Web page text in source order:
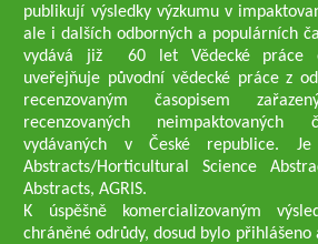
publikují výsledky výzkumu v
ale i dalších odborných a populárních
vydává již 60 let Vědecké práce
uveřejňuje původní vědecké práce z
recenzovaným časopisem
recenzovaných neimpaktovaných
vydávaných v České republice.
Abstracts/Horticultural Science
Abstracts, AGRIS.
K úspěšně komercializovaným
chráněné odrůdy, dosud bylo